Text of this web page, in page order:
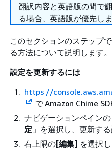
翻訳内容と英語版の間で
る場合、英語版が優先しま
このセクションのステップ
る方法について説明します。
設定を更新するには
https://
で Amazon Chime
ナビゲーションペインの
定 」を選択し、更新す
右上隅の[編集] を選択し